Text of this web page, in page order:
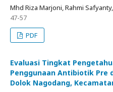
Mhd Riza Marjoni, Rahmi
47-57
PDF
Evaluasi Tingkat
Penggunaan Antibiotik Pre
Dolok Nagodang,